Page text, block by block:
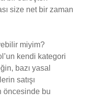
size net bir zaman
miyim?
kendi kategori
bazı yasal
satışı
öncesinde bu